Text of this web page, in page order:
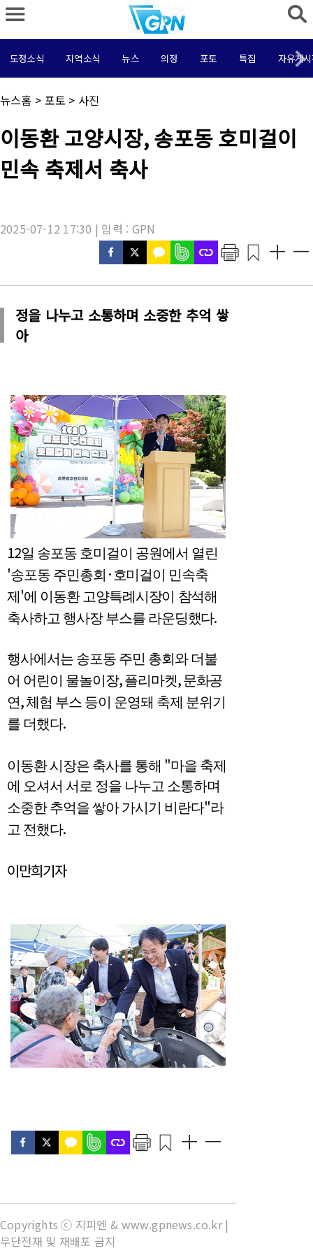
도정소식 지역소식 뉴스 의정 포토 특집 자유게
채
널
:
뉴스홈 > 포토 > 사진
기
사
목
이동환 고양시장, 송포동 호미걸이
민속 축제서 축사
2025-07-12 17:30 | 입력 : GPN
정을 나누고 소통하며 소중한 추억 쌓
아
12일 송포동 호미걸이 공원에서 열린
'송포동 주민총회 · 호미걸이 민속축
제 '에 이동환 고양특례시장이 참석해
축사하고 행사장 부스를 라운딩했다.
행사에서는 송포동 주민 총회와 더불
어 어린이 물놀이장,플리마켓,문화공
연,체험 부스 등이 운영돼 축제 분위기
를 더했다.
이동환 시장은 축사를 통해 "마을 축제
에 오셔서 서로 정을 나누고 소통하며
소중한 추억을 쌓아 가시기 비란다"라
고 전했다.
이만희기자
Copyrights ⓒ 지피엔 & www.gpnews.co.kr |
무단전재 및 재배포 금지